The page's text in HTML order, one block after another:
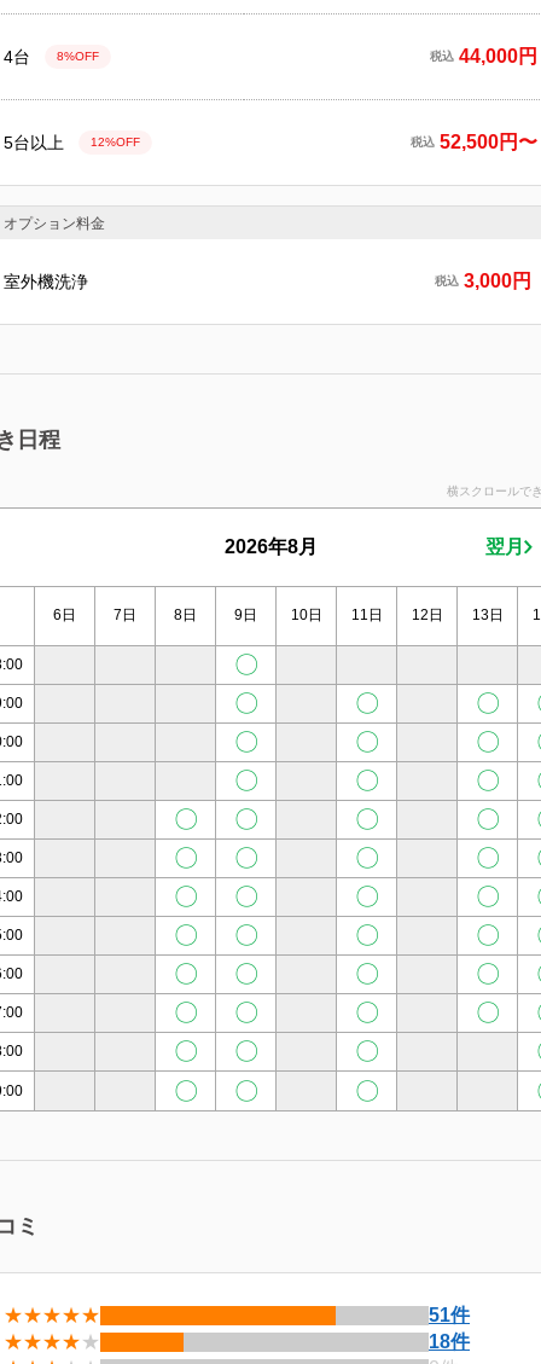
4台 8%OFF 税込 44,000円
5台以上 12%OFF 税込 52,500円〜
オプション料金
室外機洗浄 税込 3,000円
日程
横スクロールで
2026年8月 翌月
6日 7日 8日 9日 10日 11日 12日 13日
〇
〇 〇 〇
〇 〇 〇
〇 〇 〇
〇 〇 〇 〇
〇 〇 〇 〇
〇 〇 〇 〇
〇 〇 〇 〇
〇 〇 〇 〇
〇 〇 〇 〇
〇 〇 〇
〇 〇 〇
ミ
★★★★★
51件
★★★★★
18件